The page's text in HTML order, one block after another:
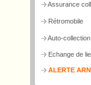
Assurance
Rétromobile
Auto-
Echange de
ALERTE